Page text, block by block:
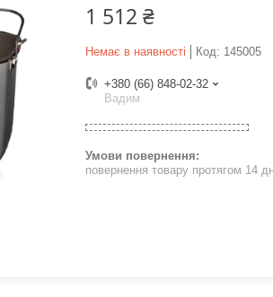
1 512 ₴
Немає в наявності Код: 145005
+380 (66) 848-02-32
Вадим
повернення товару протягом 14